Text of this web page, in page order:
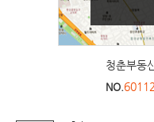
청춘부동
NO.